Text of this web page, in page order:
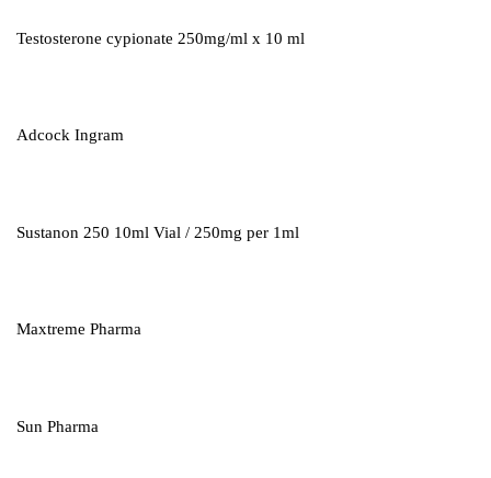
Testosterone cypionate 250mg/ml x 10 ml
Adcock Ingram
Sustanon 250 10ml Vial / 250mg per 1ml
Maxtreme Pharma
Sun Pharma